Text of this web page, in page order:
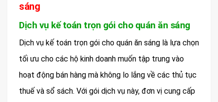
sáng
Dịch vụ kế toán trọn gói cho quán ăn sáng
Dịch vụ kế toán trọn gói cho quán ăn sáng là lựa chọn
tối ưu cho các hộ kinh doanh muốn tập trung vào
hoạt động bán hàng mà không lo lắng về các thủ tục
thuế và sổ sách. Với gói dịch vụ này, đơn vị cung cấp